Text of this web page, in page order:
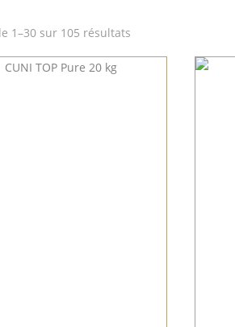
1–30 sur 105 résultats